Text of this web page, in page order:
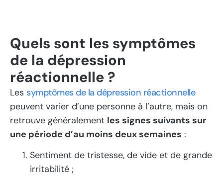
Quels sont les symptômes
de la dépression
réactionnelle ?
Les symptômes de la dépression réactionnelle
peuvent varier d’une personne à l’autre, mais on
retrouve généralement les signes suivants sur
une période d’au moins deux semaines :
Sentiment de tristesse, de vide et de grande
irritabilité ;